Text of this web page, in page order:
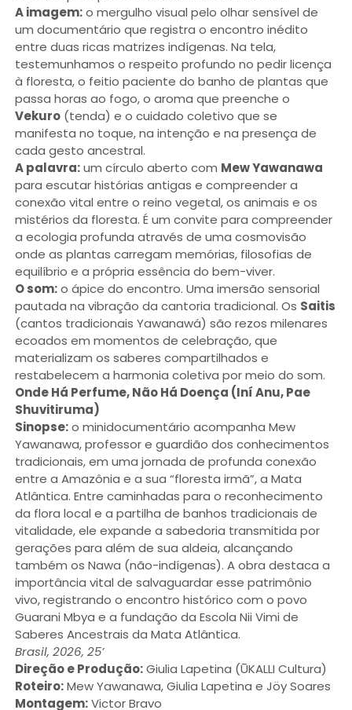
A imagem:o mergulho visual pelo olhar sensível de
um documentário que registra o encontro inédito
entre duas ricas matrizes indígenas. Na tela,
testemunhamos o respeito profundo no pedir licença
à floresta, o feitio paciente do banho de plantas que
passa horas ao fogo, o aroma que preenche o
Vekuro(tenda) e o cuidado coletivo que se
manifesta no toque, na intenção e na presença de
cada gesto ancestral.
A palavra:um círculo aberto com Mew Yawanawa
para escutar histórias antigas e compreender a
conexão vital entre o reino vegetal, os animais e os
mistérios da floresta. É um convite para compreender
a ecologia profunda através de uma cosmovisão
onde as plantas carregam memórias, filosofias de
equilíbrio e a própria essência do bem-viver.
O som:o ápice do encontro. Uma imersão sensorial
pautada na vibração da cantoria tradicional. Os Saitis
(cantos tradicionais Yawanawá) são rezos milenares
ecoados em momentos de celebração, que
materializam os saberes compartilhados e
restabelecem a harmonia coletiva por meio do som.
Onde Há Perfume, Não Há Doença (Iní Anu, Pae
Shuvitiruma)
Sinopse:o minidocumentário acompanha Mew
Yawanawa, professor e guardião dos conhecimentos
tradicionais, em uma jornada de profunda conexão
entre a Amazônia e a sua “floresta irmã”, a Mata
Atlântica. Entre caminhadas para o reconhecimento
da flora local e a partilha de banhos tradicionais de
vitalidade, ele expande a sabedoria transmitida por
gerações para além de sua aldeia, alcançando
também os Nawa (não-indígenas). A obra destaca a
importância vital de salvaguardar esse patrimônio
vivo, registrando o encontro histórico com o povo
Guarani Mbya e a fundação da Escola Nii Vimi de
Saberes Ancestrais da Mata Atlântica.
Brasil, 2026, 25’
Direção e Produção:Giulia Lapetina (ŪKALLI Cultura)
Roteiro:Mew Yawanawa, Giulia Lapetina e Jöy Soares
Montagem:Victor Bravo